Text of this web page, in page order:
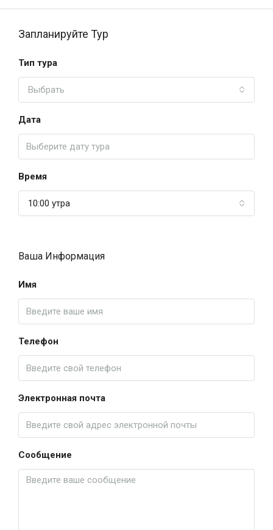
Запланируйте Тур
Тип тура
Выбрать
Дата
Время
10:00 утра
Ваша Информация
Имя
Телефон
Электронная почта
Сообщение